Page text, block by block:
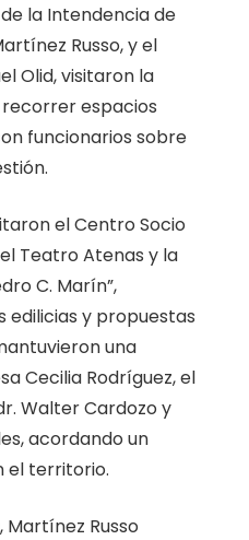
la Intendencia de
Russo, y el
Olid, visitaron la
espacios
funcionarios sobre
el Centro Socio
Teatro Atenas y la
C. Marín”,
edilicias y propuestas
una
Cecilia Rodríguez, el
Walter Cardozo y
acordando un
el territorio.
Russo